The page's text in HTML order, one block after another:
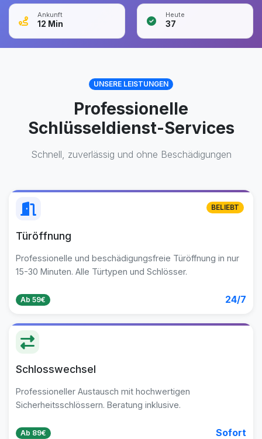
Ankunft
12 Min
Heute
37
UNSERE LEISTUNGEN
Professionelle
Schlüsseldienst-Services
Schnell, zuverlässig und ohne Beschädigungen
Türöffnung
Professionelle und beschädigungsfreie Türöffnung in nur
15-30 Minuten. Alle Türtypen und Schlösser.
Ab 59€ 24/7
BELIEBT
Schlosswechsel
Professioneller Austausch mit hochwertigen
Sicherheitsschlössern. Beratung inklusive.
Ab 89€ Sofort